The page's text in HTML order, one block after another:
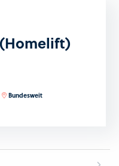
Bundesweit